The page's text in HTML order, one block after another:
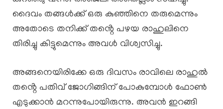
ദൈവം തങ്ങൾക്ക് ഒരു കുഞ്ഞിനെ തരുമെന്നും
അതോടെ തനിക്ക് തൻ്റെ പഴയ രാഹുലിനെ
തിരിച്ചു കിട്ടുമെന്നും അവൾ വിശ്വസിച്ചു.
അങ്ങനെയിരിക്കേ ഒരു ദിവസം രാവിലെ രാഹുൽ
തൻ്റെ പതിവ് ജോഗിങ്ങിന് പോകുമ്പോൾ ഫോൺ
എടുക്കാൻ മറന്നുപോയിരുന്നു. അവൻ ഇറങ്ങി